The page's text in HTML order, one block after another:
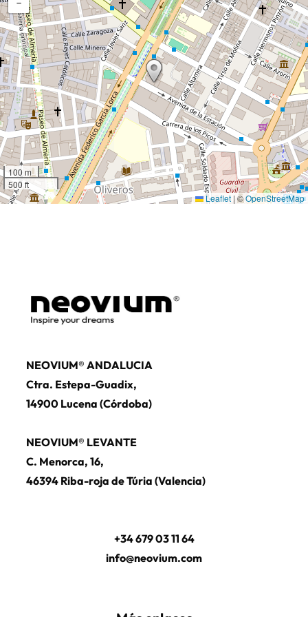
−
100 m
500 ft
Leaflet | ©OpenStreetMap
NEOVIUM® ANDALUCIA
Ctra. Estepa-Guadix,
14900 Lucena (Córdoba)
NEOVIUM® LEVANTE
C. Menorca, 16,
46394 Riba-roja de Túria (Valencia)
+34 679 03 11 64
info@neovium.com